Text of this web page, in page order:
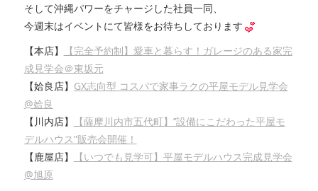
そして沖縄パワーをチャージした社員一同、
今週末はイベントにて皆様をお待ちしております
【本店】
【完全予約制】愛車と暮らす！ガレージのある家完
成見学会＠東坂元
【姶良店】 GX志向型 コスパで家事ラクの平屋モデル見学会
@姶良
【川内店】
【薩摩川内市五代町】’’設備にこだわった平屋モ
デルハウス”販売会開催！
【鹿屋店】
【いつでも見学可】平屋モデルハウス完成見学会
@旭原